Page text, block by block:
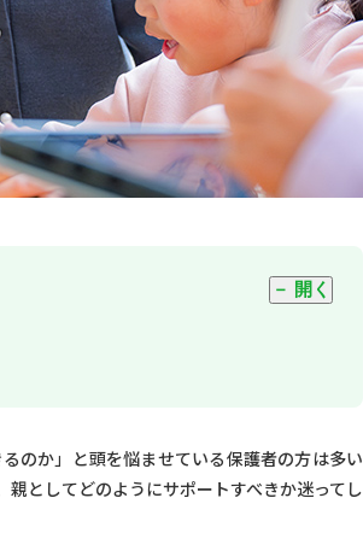
のか」と頭を悩ませている保護者の方は多い
としてどのようにサポートすべきか迷ってし